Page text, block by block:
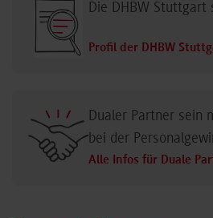
Die DHBW
Profil der DHBW
Dualer Partner sein
bei der
Alle Infos für Duale